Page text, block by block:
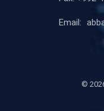
Email:
©